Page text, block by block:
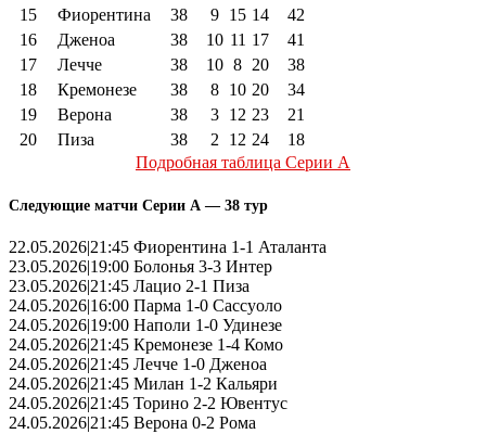
15
Фиорентина 38 9 15 14
42
16
Дженоа 38 10 11 17
41
17
Лечче 38 10 8 20
38
18
Кремонезе 38 8 10 20
34
19
Верона 38 3 12 23
21
20
Пиза 38 2 12 24
18
Подробная таблица Серии А
Следующие матчи Серии А — 38 тур
22.05.2026|21:45 Фиорентина 1-1 Аталанта
23.05.2026|19:00 Болонья 3-3 Интер
23.05.2026|21:45 Лацио 2-1 Пиза
24.05.2026|16:00 Парма 1-0 Сассуоло
24.05.2026|19:00 Наполи 1-0 Удинезе
24.05.2026|21:45 Кремонезе 1-4 Комо
24.05.2026|21:45 Лечче 1-0 Дженоа
24.05.2026|21:45 Милан 1-2 Кальяри
24.05.2026|21:45 Торино 2-2 Ювентус
24.05.2026|21:45 Верона 0-2 Рома